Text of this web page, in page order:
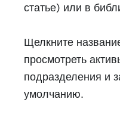
статье) или в
Щелкните
просмотреть
подразделения и
умолчанию.